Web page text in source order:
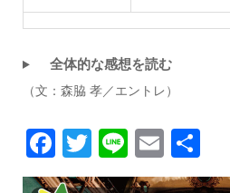
全体的な感想を読む
（文：森脇 孝／エントレ）
Facebook
Twitter
LineEmail
有